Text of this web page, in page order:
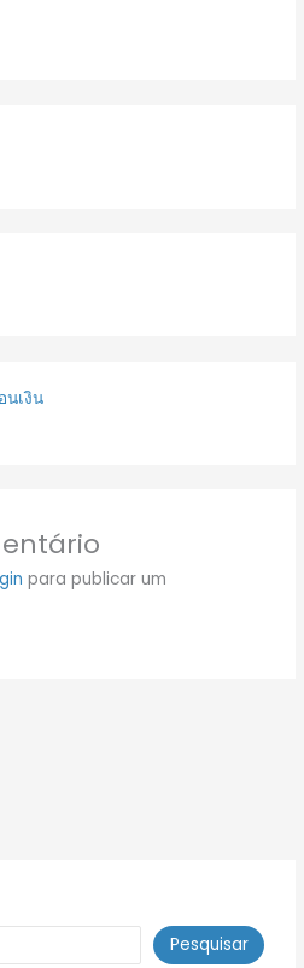
นเงิน
para publicar um
Pesquisar